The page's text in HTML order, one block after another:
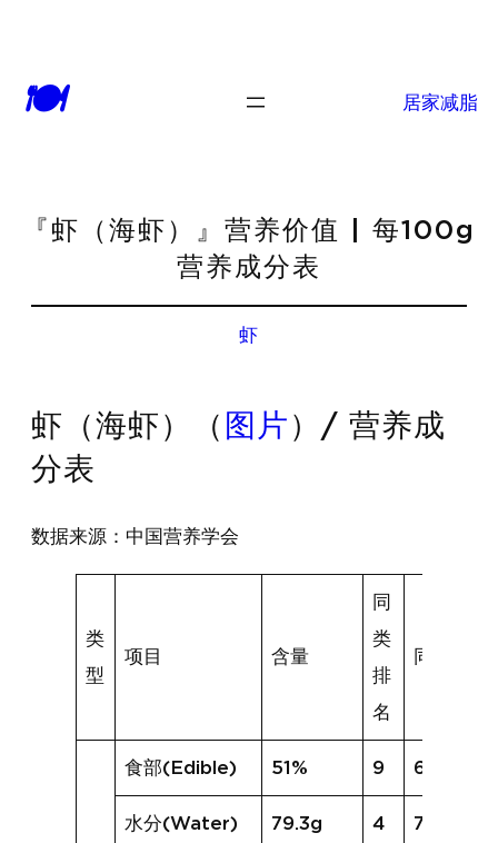
🍽 居家减脂
『虾（海虾）』营养价值 | 每100g
营养成分表
虾
虾（海虾）（ 图片 ）/ 营养成
分表
数据来源：中国营养学会
类
型
项目 含量
同
类
排
名
同类均值
食部(Edible) 51% 9 65%
水分(Water) 79.3g 4 71.8g